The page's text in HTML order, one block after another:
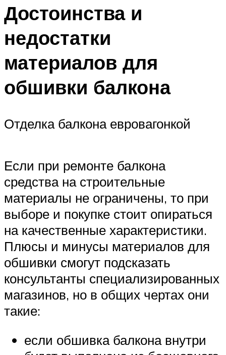
Достоинства и
недостатки
материалов для
обшивки балкона
Отделка балкона евровагонкой
Если при ремонте балкона
средства на строительные
материалы не ограничены, то при
выборе и покупке стоит опираться
на качественные характеристики.
Плюсы и минусы материалов для
обшивки смогут подсказать
консультанты специализированных
магазинов, но в общих чертах они
такие:
если обшивка балкона внутри